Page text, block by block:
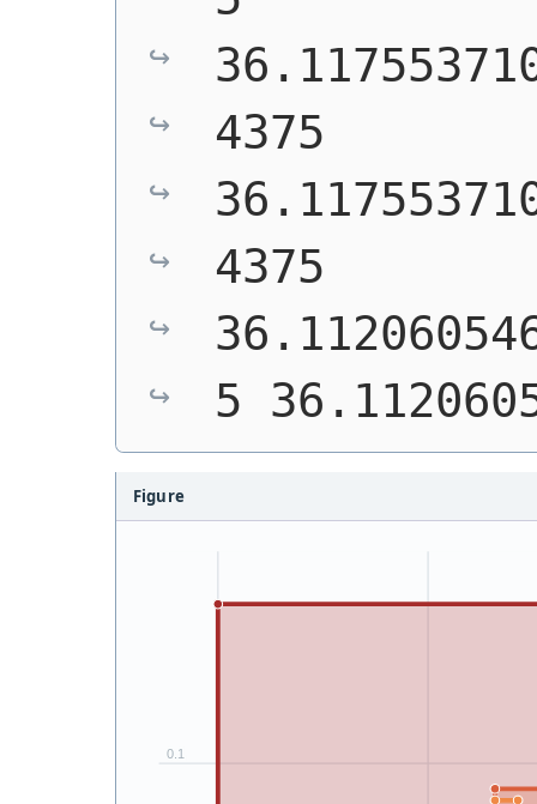
4375
4375
5
Figure